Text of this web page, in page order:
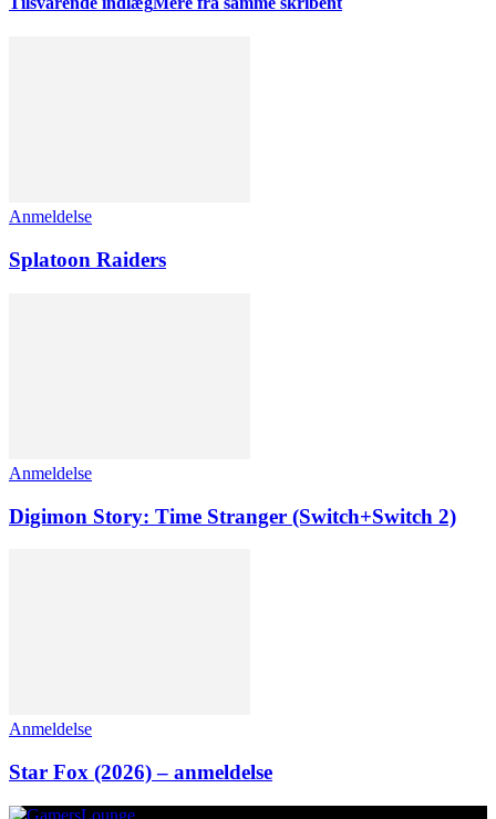
Anmeldelse
Splatoon Raiders
Anmeldelse
Digimon Story: Time Stranger (Switch+Switch 2)
Anmeldelse
Star Fox (2026) – anmeldelse